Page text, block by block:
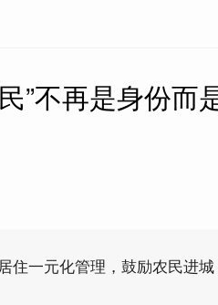
”不再是身份而
住一元化管理，鼓励农民进